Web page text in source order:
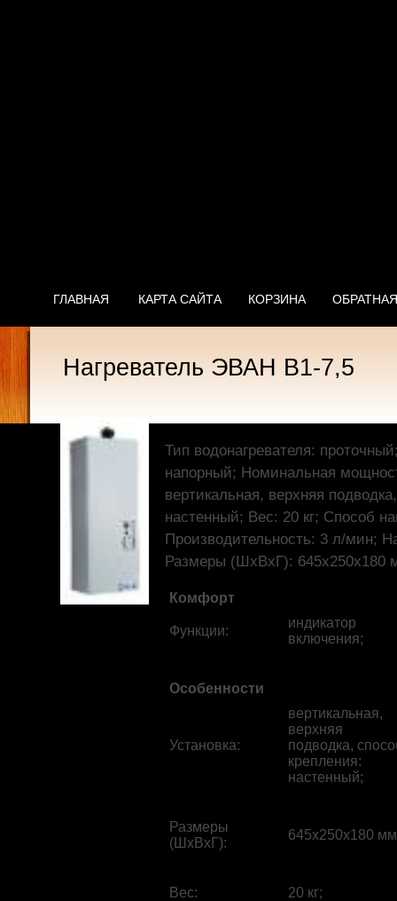
ГЛАВНАЯ КАРТА САЙТА КОРЗИНА
Нагреватель ЭВАН В1-7,5
Тип водонагревателя:
напорный; Номинальная
вертикальная, верхняя
настенный; Вес: 20 кг; Способ
Производительность: 3 л/мин;
Размеры (ШхВхГ): 645x250x180
Комфорт
Функции:
индикатор
включения;
Особенности
Установка:
вертикальная,
верхняя
подводка,
крепления:
настенный;
Размеры
(ШхВхГ):
645x250x180
Вес: 20 кг;